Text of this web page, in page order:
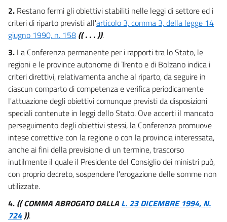
2. Restano fermi gli obiettivi stabiliti nelle leggi di settore ed i
criteri di riparto previsti all'articolo 3, comma 3, della legge 14
giugno 1990, n. 158 (( . . . )).
3. La Conferenza permanente per i rapporti tra lo Stato, le
regioni e le province autonome di Trento e di Bolzano indica i
criteri direttivi, relativamenta anche al riparto, da seguire in
ciascun comparto di competenza e verifica periodicamente
l'attuazione degli obiettivi comunque previsti da disposizioni
speciali contenute in leggi dello Stato. Ove accerti il mancato
perseguimento degli obiettivi stessi, la Conferenza promuove
intese correttive con la regione o con la provincia interessata,
anche ai fini della previsione di un termine, trascorso
inutilmente il quale il Presidente del Consiglio dei ministri può,
con proprio decreto, sospendere l'erogazione delle somme non
utilizzate.
4. (( COMMA ABROGATO DALLA L. 23 DICEMBRE 1994, N.
724)).